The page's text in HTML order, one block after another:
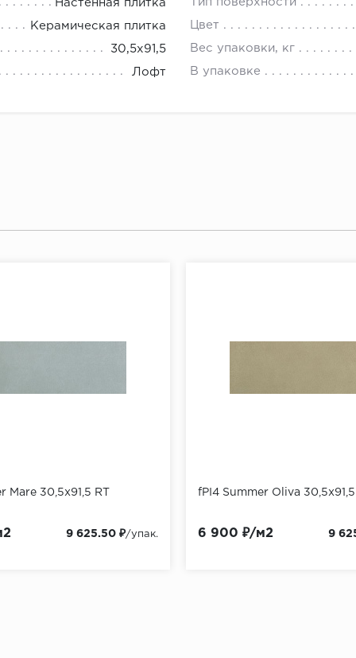
Настенная плитка
Керамическая плитка Цвет
30,5x91,5 Вес упаковки, кг
Лофт В упаковке
Mare 30,5x91,5 RT
9 625.50 ₽/упак.
fPI4 Summer Oliva 30,5x91,5
6 900 ₽/м2 9